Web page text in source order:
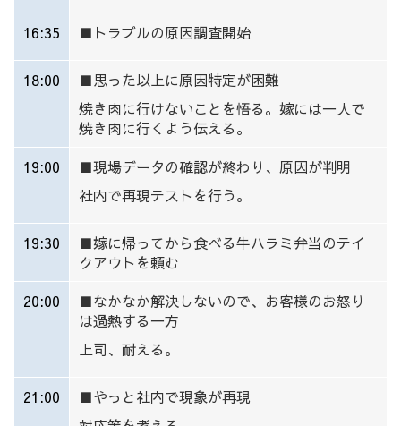
16:35 ■ トラブルの原因調査開始
18:00 ■思った以上に原因特定が困難
焼き肉に行けないことを悟る。嫁には一人で
焼き肉に行くよう伝える。
19:00
■現場データの確認が終わり、原因が判明
社内で再現テストを行う。
19:30 ■嫁に帰ってから食べる牛ハラミ弁当のテイ
クアウトを頼む
20:00
■なかなか解決しないので、お客様のお怒り
は過熱する一方
上司、耐える。
21:00 ■やっと社内で現象が再現